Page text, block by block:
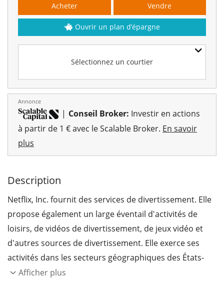
Sélectionnez un courtier
Acheter Vendre
Ouvrir un plan d’épargne
Annonce
| Conseil Broker: Investir en actions
à partir de 1 € avec le Scalable Broker. En savoir
plus
Description
Netflix, Inc. fournit des services de divertissement. Elle
propose également un large éventail d'activités de
loisirs, de vidéos de divertissement, de jeux vidéo et
d'autres sources de divertissement. Elle exerce ses
activités dans les secteurs géographiques des États-
Unis et de l'international. La société a été fondée par
Afficher plus